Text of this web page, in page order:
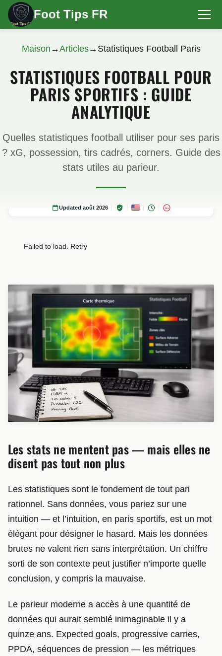
Foot Tips FR
Maison →Articles→ Statistiques Football Paris
STATISTIQUES FOOTBALL POUR
PARIS SPORTIFS : GUIDE
ANALYTIQUE
Quelles statistiques football utiliser pour ses paris
? xG, possession, tirs cadrés, corners. Guide des
stats utiles au parieur.
Updated août 2026 18+
Failed to load. Retry
Les stats ne mentent pas — mais elles ne
disent pas tout non plus
Les statistiques sont le fondement de tout pari
rationnel. Sans données, vous pariez sur une
intuition — et l’intuition, en paris sportifs, est un mot
élégant pour désigner le hasard. Mais les données
brutes ne valent rien sans interprétation. Un chiffre
sorti de son contexte peut justifier n’importe quelle
conclusion, y compris la mauvaise.
Le parieur moderne a accès à une quantité de
données qui aurait semblé inimaginable il y a
quinze ans. Expected goals, progressive carries,
PPDA, séquences de pression — les métriques